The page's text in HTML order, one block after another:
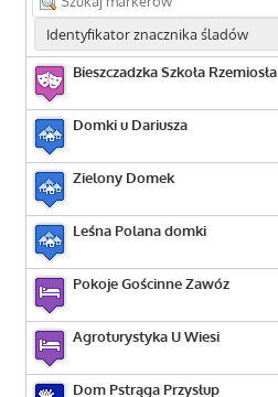
Bieszczadzka Szkoła Rzemiosła
Domki u Dariusza
Zielony Domek
Leśna Polana domki
Pokoje Gościnne Zawóz
Agroturystyka U Wiesi
Dom Pstrąga Przysłup